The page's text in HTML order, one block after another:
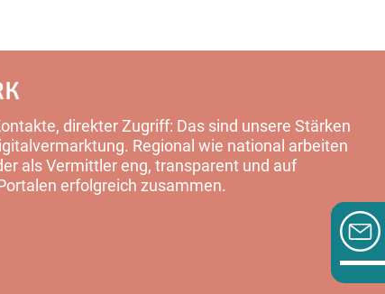
direkter Zugriff: Das sind unsere Stärken
Regional wie national arbeiten
als Vermittler eng, transparent und auf
erfolgreich zusammen.